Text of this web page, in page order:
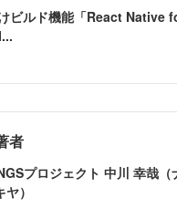
ビルド機能「React Native
者
プロジェクト 中川 幸哉（
）